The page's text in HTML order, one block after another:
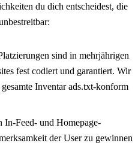
du dich entscheidest, die
sind in mehrjährigen
fest codiert und garantiert. Wir
Inventar ads.txt-konform
Feed- und Homepage-
der User zu gewinnen